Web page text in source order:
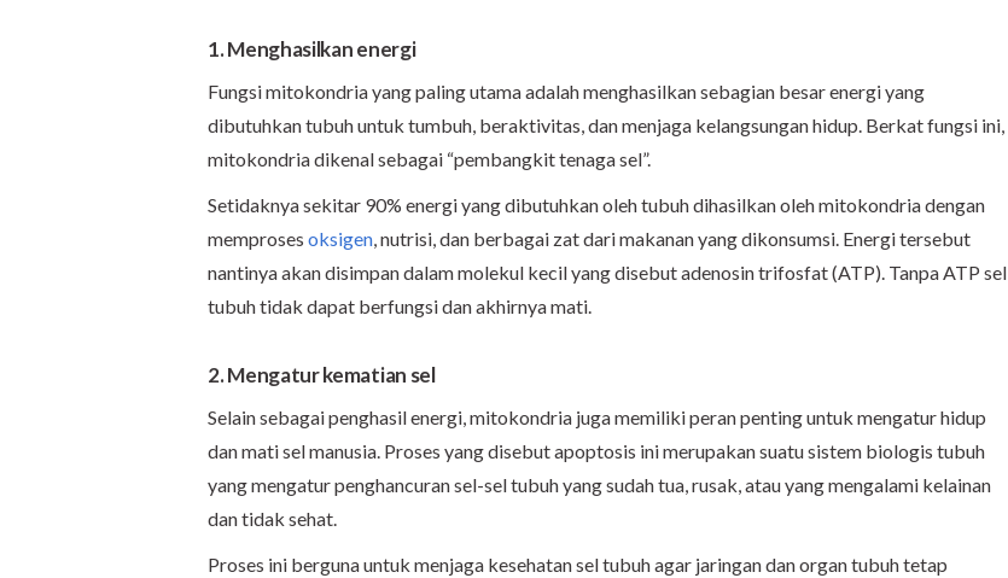
1. Menghasilkan energi
Fungsi mitokondria yang paling utama adalah menghasilkan sebagian besar energi yang
dibutuhkan tubuh untuk tumbuh, beraktivitas, dan menjaga kelangsungan hidup. Berkat fungsi ini,
mitokondria dikenal sebagai “pembangkit tenaga sel”.
Setidaknya sekitar 90% energi yang dibutuhkan oleh tubuh dihasilkan oleh mitokondria dengan
memproses oksigen, nutrisi, dan berbagai zat dari makanan yang dikonsumsi. Energi tersebut
nantinya akan disimpan dalam molekul kecil yang disebut adenosin trifosfat (ATP). Tanpa ATP sel
tubuh tidak dapat berfungsi dan akhirnya mati.
2. Mengatur kematian sel
Selain sebagai penghasil energi, mitokondria juga memiliki peran penting untuk mengatur hidup
dan mati sel manusia. Proses yang disebut apoptosis ini merupakan suatu sistem biologis tubuh
yang mengatur penghancuran sel-sel tubuh yang sudah tua, rusak, atau yang mengalami kelainan
dan tidak sehat.
Proses ini berguna untuk menjaga kesehatan sel tubuh agar jaringan dan organ tubuh tetap